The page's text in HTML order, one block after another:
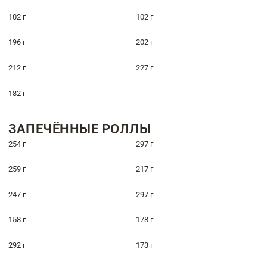
102 г 102 г
196 г 202 г
212 г 227 г
182 г
ЗАПЕЧЁННЫЕ РОЛЛЫ
254 г 297 г
259 г 217 г
247 г 297 г
158 г 178 г
292 г 173 г